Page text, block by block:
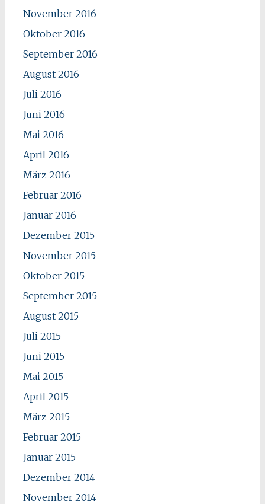
November 2016
Oktober 2016
September 2016
August 2016
Juli 2016
Juni 2016
Mai 2016
April 2016
März 2016
Februar 2016
Januar 2016
Dezember 2015
November 2015
Oktober 2015
September 2015
August 2015
Juli 2015
Juni 2015
Mai 2015
April 2015
März 2015
Februar 2015
Januar 2015
Dezember 2014
November 2014